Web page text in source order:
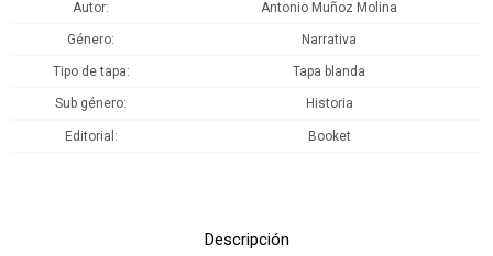
Autor Antonio Muñoz Molina
Género Narrativa
Tipo de tapa Tapa blanda
Sub género Historia
Editorial Booket
Descripción